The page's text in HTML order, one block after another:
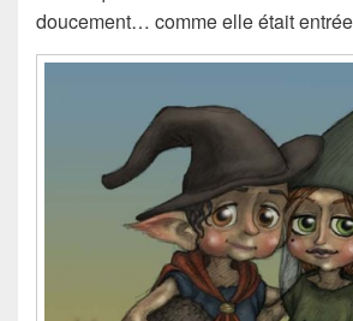
doucement… comme elle était